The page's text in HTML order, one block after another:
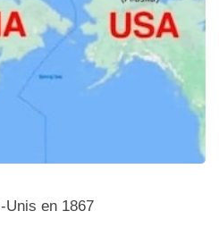
Unis en 1867